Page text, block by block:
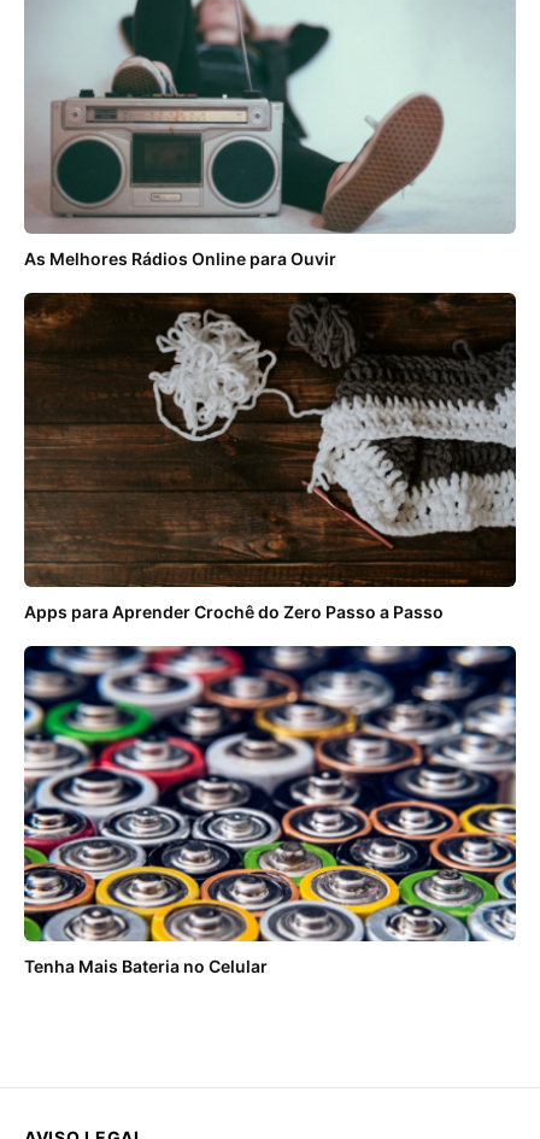
As Melhores Rádios Online para Ouvir
Apps para Aprender Crochê do Zero Passo a Passo
Tenha Mais Bateria no Celular